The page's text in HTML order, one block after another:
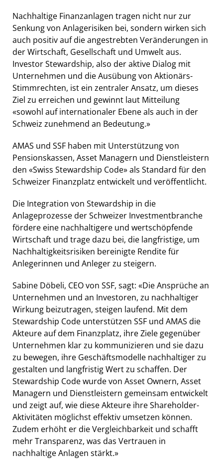
Nachhaltige Finanzanlagen tragen nicht nur zur
Senkung von Anlagerisiken bei, sondern wirken sich
auch positiv auf die angestrebten Veränderungen in
der Wirtschaft, Gesellschaft und Umwelt aus.
Investor Stewardship, also der aktive Dialog mit
Unternehmen und die Ausübung von Aktionärs-
Stimmrechten, ist ein zentraler Ansatz, um dieses
Ziel zu erreichen und gewinnt laut Mitteilung
«sowohl auf internationaler Ebene als auch in der
Schweiz zunehmend an Bedeutung.»
AMAS und SSF haben mit Unterstützung von
Pensionskassen, Asset Managern und Dienstleistern
den «Swiss Stewardship Code» als Standard für den
Schweizer Finanzplatz entwickelt und veröffentlicht.
Die Integration von Stewardship in die
Anlageprozesse der Schweizer Investmentbranche
fördere eine nachhaltigere und wertschöpfende
Wirtschaft und trage dazu bei, die langfristige, um
Nachhaltigkeitsrisiken bereinigte Rendite für
Anlegerinnen und Anleger zu steigern.
Sabine Döbeli, CEO von SSF, sagt: «Die Ansprüche an
Unternehmen und an Investoren, zu nachhaltiger
Wirkung beizutragen, steigen laufend. Mit dem
Stewardship Code unterstützen SSF und AMAS die
Akteure auf dem Finanzplatz, ihre Ziele gegenüber
Unternehmen klar zu kommunizieren und sie dazu
zu bewegen, ihre Geschäftsmodelle nachhaltiger zu
gestalten und langfristig Wert zu schaffen. Der
Stewardship Code wurde von Asset Ownern, Asset
Managern und Dienstleistern gemeinsam entwickelt
und zeigt auf, wie diese Akteure ihre Shareholder-
Aktivitäten möglichst effektiv umsetzen können.
Zudem erhöht er die Vergleichbarkeit und schafft
mehr Transparenz, was das Vertrauen in
nachhaltige Anlagen stärkt.»